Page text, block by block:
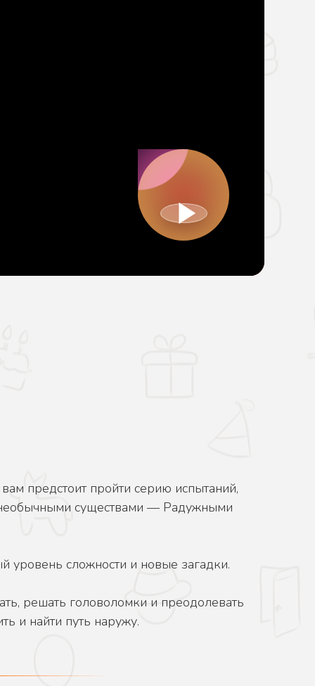
предстоит пройти серию испытаний,
существами — Радужными
уровень сложности и новые загадки.
решать головоломки и преодолевать
и найти путь наружу.